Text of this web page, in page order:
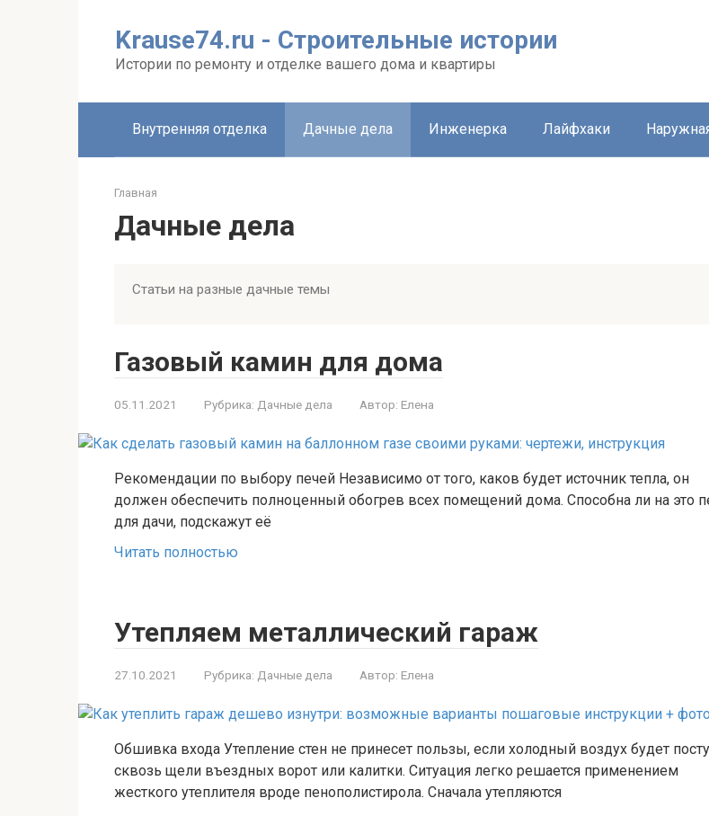
Krause74.ru - Строительные истории
Истории по ремонту и отделке вашего дома и квартиры
Внутренняя отделка Дачные дела Инженерка Лайфхаки
Главная
Дачные дела
Статьи на разные дачные темы
Газовый камин для дома
05.11.2021 Рубрика: Дачные дела Автор: Елена
Рекомендации по выбору печей Независимо от того, каков будет источник тепла, он
должен обеспечить полноценный обогрев всех помещений дома. Способна ли на это
для дачи, подскажут её
Читать полностью
Утепляем металлический гараж
27.10.2021 Рубрика: Дачные дела Автор: Елена
Обшивка входа Утепление стен не принесет пользы, если холодный воздух будет
сквозь щели въездных ворот или калитки. Ситуация легко решается применением
жесткого утеплителя вроде пенополистирола. Сначала утепляются